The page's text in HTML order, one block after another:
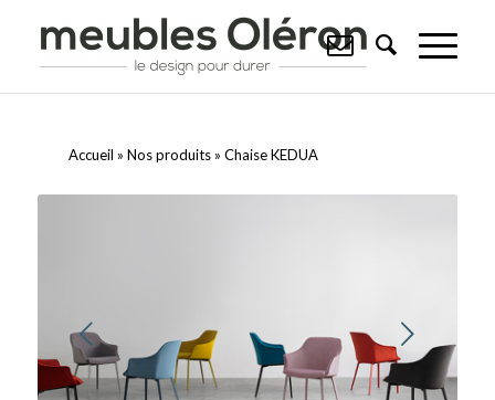
Accueil »Nos produits »Chaise KEDUA
Suivant